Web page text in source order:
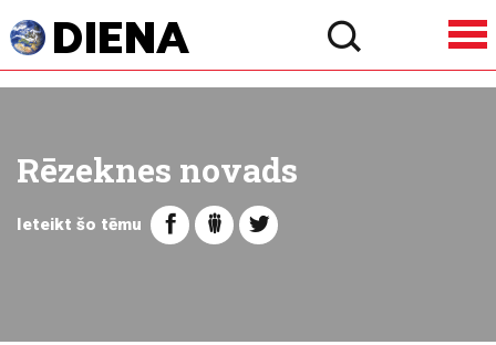
Rēzeknes novads
Ieteikt šo tēmu